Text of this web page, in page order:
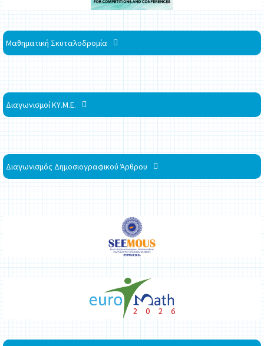
Μαθηματική Σκυταλοδρομία
Διαγωνισμοί ΚΥ.Μ.Ε.
Διαγωνισμός Δημοσιογραφικού Άρθρου